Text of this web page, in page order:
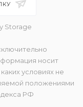
Storage
носит
условиях не
положениями
РФ